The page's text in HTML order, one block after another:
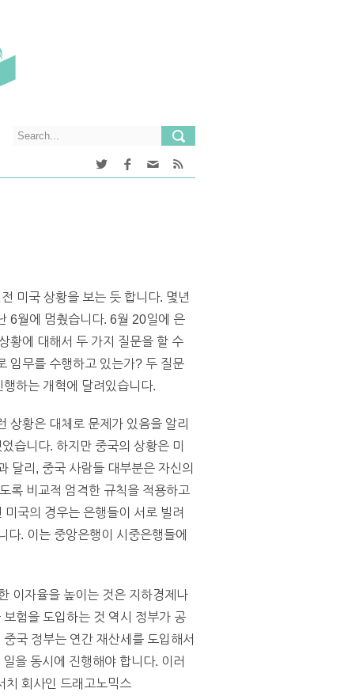
미국 상황을 보는 듯 합니다. 몇년
6월에 멈췄습니다. 6월 20일에 은
황에 대해서 두 가지 질문을 할 수
임무를 수행하고 있는가? 두 질문
하는 개혁에 달려있습니다.
상황은 대체로 문제가 있음을 알리
습니다. 하지만 중국의 상황은 미
달리, 중국 사람들 대부분은 자신의
록 비교적 엄격한 규칙을 적용하고
국의 경우는 은행들이 서로 빌려
. 이는 중앙은행이 시중은행들에
이자율을 높이는 것은 지하경제나
험을 도입하는 것 역시 정부가 공
국 정부는 연간 재산세를 도입해서
을 동시에 진행해야 합니다. 이러
치 회사인 드래고노믹스